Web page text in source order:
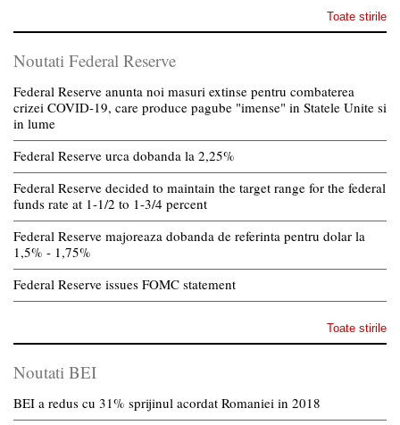
Toate stirile
Noutati Federal Reserve
Federal Reserve anunta noi masuri extinse pentru combaterea
crizei COVID-19, care produce pagube "imense" in Statele Unite si
in lume
Federal Reserve urca dobanda la 2,25%
Federal Reserve decided to maintain the target range for the federal
funds rate at 1-1/2 to 1-3/4 percent
Federal Reserve majoreaza dobanda de referinta pentru dolar la
1,5% - 1,75%
Federal Reserve issues FOMC statement
Toate stirile
Noutati BEI
BEI a redus cu 31% sprijinul acordat Romaniei in 2018